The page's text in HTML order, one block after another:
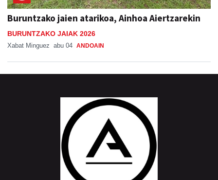
Buruntzako jaien atarikoa, Ainhoa Aiertzarekin
BURUNTZAKO JAIAK 2026
Xabat Minguez abu 04 ANDOAIN